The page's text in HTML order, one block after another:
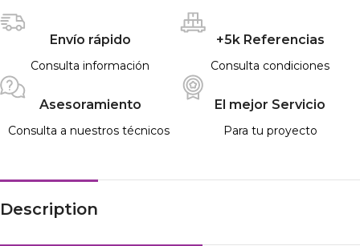
Envío rápido
Consulta información
+5k Referencias
Consulta condiciones
Asesoramiento
Consulta a nuestros técnicos
El mejor Servicio
Para tu proyecto
Description